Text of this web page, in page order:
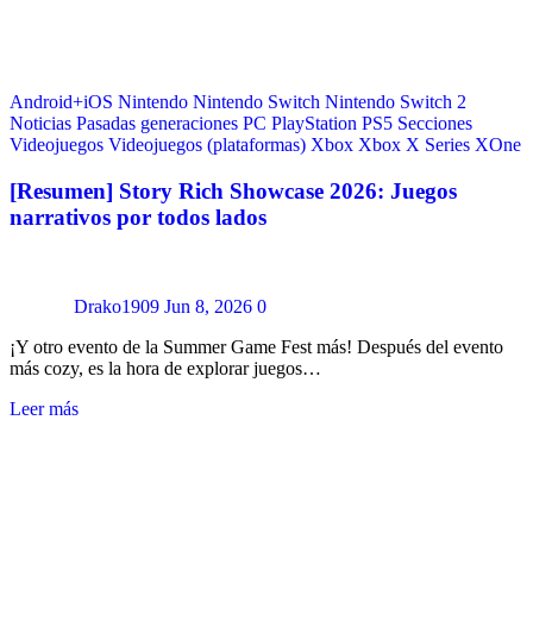
Android+iOS Nintendo Nintendo Switch Nintendo Switch 2
Noticias Pasadas generaciones PC PlayStation PS5 Secciones
Videojuegos Videojuegos (plataformas) Xbox Xbox X Series XOne
[Resumen] Story Rich Showcase 2026: Juegos
narrativos por todos lados
Drako1909 Jun 8, 2026 0
¡Y otro evento de la Summer Game Fest más! Después del evento
más cozy, es la hora de explorar juegos…
Leer más